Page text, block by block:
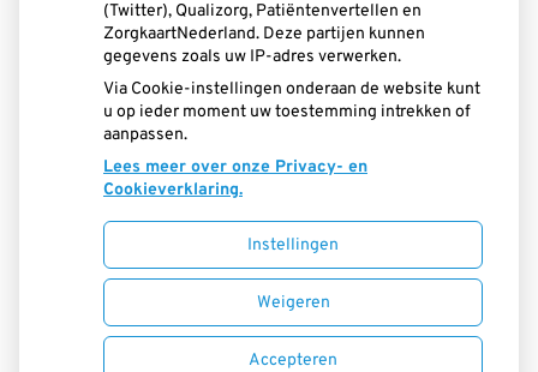
08.30 - 16.00
Aangesloten bij:
Uw Zorg Online|Beheer
Privacy verklaring Cookie-instellingen
(Twitter), Qualizorg, Patiëntenvertellen en
ZorgkaartNederland. Deze partijen kunnen
gegevens zoals uw IP-adres verwerken.
Via Cookie-instellingen onderaan de website kunt
u op ieder moment uw toestemming intrekken of
aanpassen.
Lees meer over onze Privacy- en
Cookieverklaring.
Instellingen
Weigeren
Accepteren